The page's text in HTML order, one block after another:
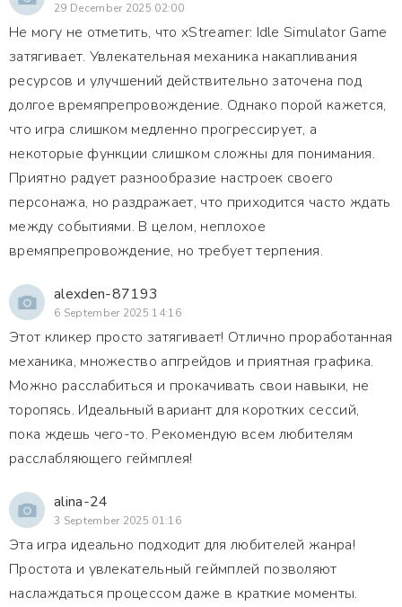
29 December 2025 02:00
Не могу не отметить, что xStreamer: Idle Simulator Game
затягивает. Увлекательная механика накапливания
ресурсов и улучшений действительно заточена под
долгое времяпрепровождение. Однако порой кажется,
что игра слишком медленно прогрессирует, а
некоторые функции слишком сложны для понимания.
Приятно радует разнообразие настроек своего
персонажа, но раздражает, что приходится часто ждать
между событиями. В целом, неплохое
времяпрепровождение, но требует терпения.
alexden-87193
6 September 2025 14:16
Этот кликер просто затягивает! Отлично проработанная
механика, множество апгрейдов и приятная графика.
Можно расслабиться и прокачивать свои навыки, не
торопясь. Идеальный вариант для коротких сессий,
пока ждешь чего-то. Рекомендую всем любителям
расслабляющего геймплея!
alina-24
3 September 2025 01:16
Эта игра идеально подходит для любителей жанра!
Простота и увлекательный геймплей позволяют
наслаждаться процессом даже в краткие моменты.